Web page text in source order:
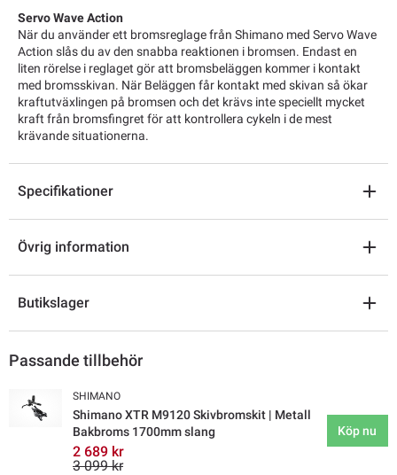
Servo Wave Action
När du använder ett bromsreglage från Shimano med Servo Wave
Action slås du av den snabba reaktionen i bromsen. Endast en
liten rörelse i reglaget gör att bromsbeläggen kommer i kontakt
med bromsskivan. När Beläggen får kontakt med skivan så ökar
kraftutväxlingen på bromsen och det krävs inte speciellt mycket
kraft från bromsfingret för att kontrollera cykeln i de mest
krävande situationerna.
Specifikationer
Övrig information
Butikslager
Passande tillbehör
SHIMANO
Shimano XTR M9120 Skivbromskit | Metall
Bakbroms 1700mm slang
2 689 kr
3 099 kr
Köp nu